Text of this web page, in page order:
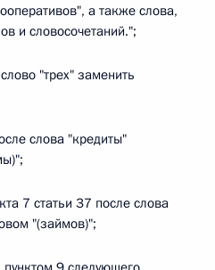
а также слова,
и словосочетаний.";
"трех" заменить
слова "кредиты"
7 статьи 37 после слова
"(займов)";